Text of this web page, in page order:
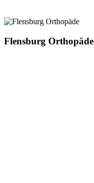
Flensburg Orthopäde